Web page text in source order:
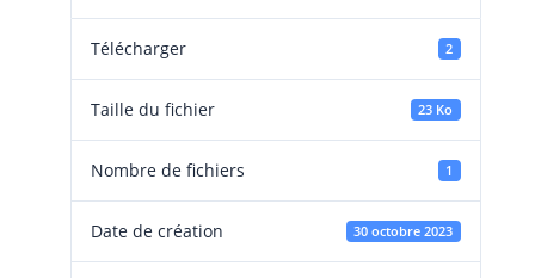
Télécharger 2
Taille du fichier 23 Ko
Nombre de fichiers 1
Date de création 30 octobre 2023